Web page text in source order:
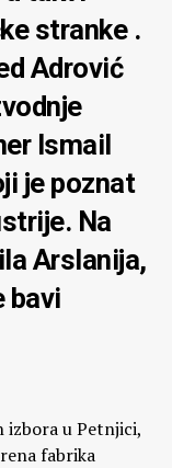
stranke .
Adrović
Ismail
je poznat
Na
Arslanija,
bavi
izbora u Petnjici,
fabrika